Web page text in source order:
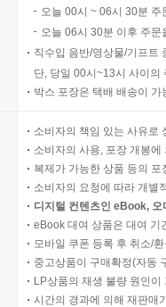
오늘 00시 ~ 06시 30분
오늘 06시 30분 이후 주
직수입 음반/영상물/기프트
단, 당일 00시~13시 사이의
박스 포장은 택배 배송이
소비자의 책임 있는 사유로
소비자의 사용, 포장 개봉
복제가 가능한 상품 등의
소비자의 요청에 따라 개별
디지털 컨텐츠인 eBook,
eBook 대여 상품은 대여 기
모바일 쿠폰 등록 후 취소/
중고상품이 구매확정(자동
LP상품의 재생 불량 원인
시간의 경과에 의해 재판매